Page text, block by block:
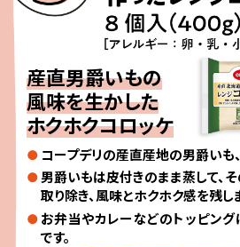
産直男爵いもの
風味を生かした
ホクホクコロッケ
コープデリの産直産地の男爵いも
男爵いもは皮付きのまま蒸して、
取り除き、風味とホクホク感を残し
お弁当やカレーなどのトッピン
です。